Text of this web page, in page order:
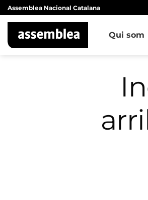
Skip
to
content
Assemblea Nacional Catalana
Qui som